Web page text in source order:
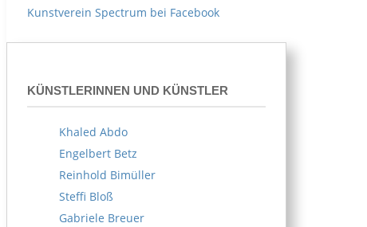
Kunstverein Spectrum bei Facebook
KÜNSTLERINNEN UND KÜNSTLER
Khaled Abdo
Engelbert Betz
Reinhold Bimüller
Steffi Bloß
Gabriele Breuer